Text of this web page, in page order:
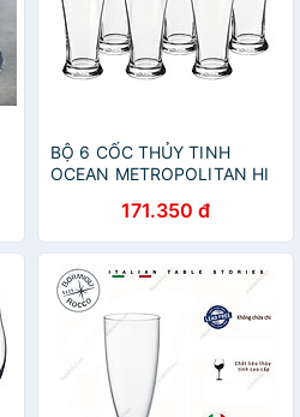
BỘ 6 CỐC THỦY TINH
OCEAN METROPOLITAN HI
171.350 đ